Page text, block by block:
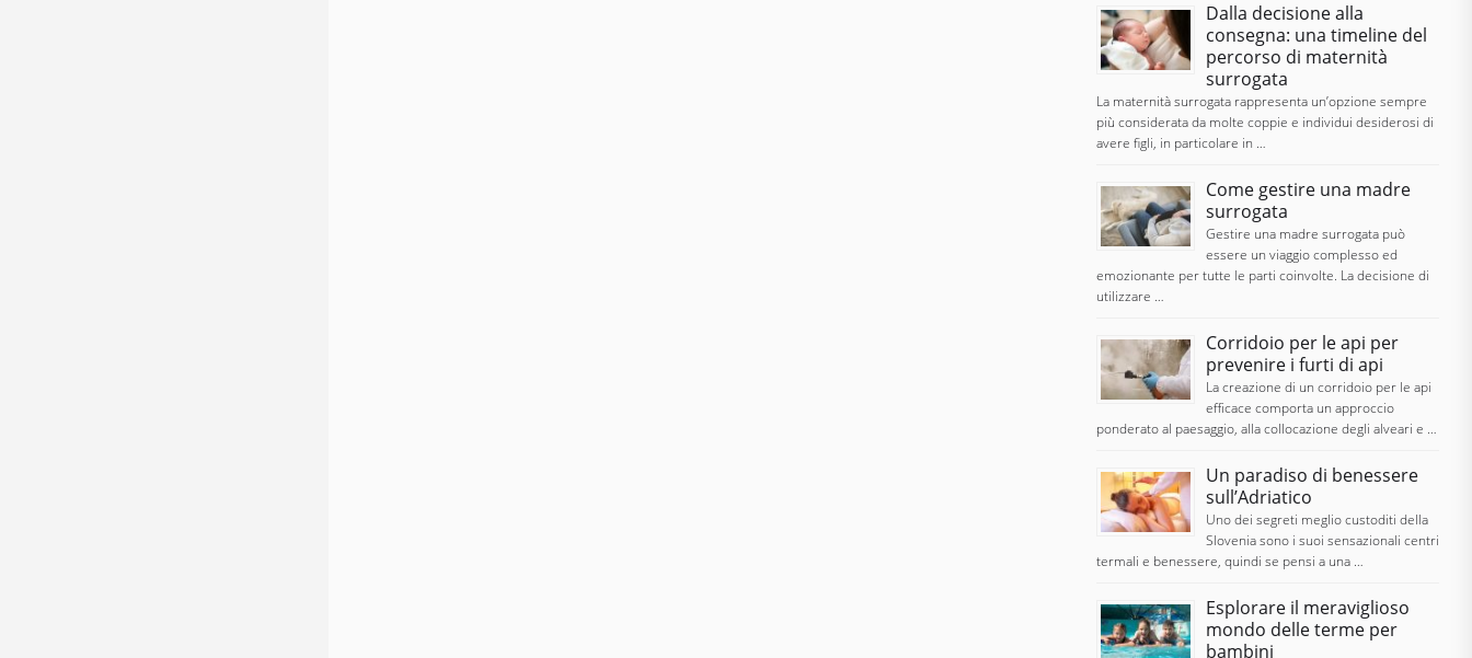
Dalla decisione alla
consegna: una timeline del
percorso di maternità
surrogata
La maternità surrogata rappresenta un’opzione sempre
più considerata da molte coppie e individui desiderosi di
avere figli, in particolare in …
Come gestire una madre
surrogata
Gestire una madre surrogata può
essere un viaggio complesso ed
emozionante per tutte le parti coinvolte. La decisione di
utilizzare …
Corridoio per le api per
prevenire i furti di api
La creazione di un corridoio per le api
efficace comporta un approccio
ponderato al paesaggio, alla collocazione degli alveari e …
Un paradiso di benessere
sull’Adriatico
Uno dei segreti meglio custoditi della
Slovenia sono i suoi sensazionali centri
termali e benessere, quindi se pensi a una …
Esplorare il meraviglioso
mondo delle terme per
bambini